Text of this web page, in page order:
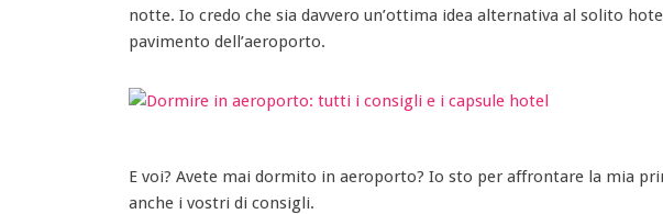
notte. Io credo che sia davvero un’ottima idea alternativa al solito
pavimento dell’aeroporto.
E voi? Avete mai dormito in aeroporto? Io sto per affrontare la mia
anche i vostri di consigli.